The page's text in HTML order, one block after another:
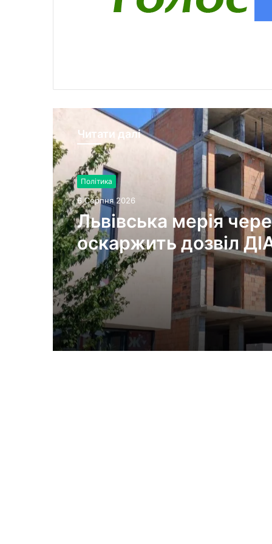
Читати далі
Політика
6 Серпня 2026
Львівська мерія
оскаржить дозвіл
будівництво на вул.
Олесницького